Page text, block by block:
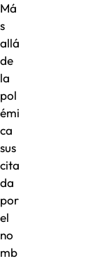
Má
s
allá
de
la
pol
émi
ca
sus
cita
da
por
el
no
mb